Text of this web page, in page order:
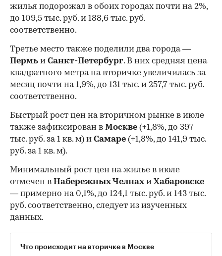
жилья подорожал в обоих городах почти на 2%,
до 109,5 тыс. руб. и 188,6 тыс. руб.
соответственно.
Третье место также поделили два города —
Пермь и Санкт-Петербург. В них средняя цена
квадратного метра на вторичке увеличилась за
месяц почти на 1,9%, до 131 тыс. и 257,7 тыс. руб.
соответственно.
Быстрый рост цен на вторичном рынке в июле
также зафиксирован в Москве (+1,8%, до 397
тыс. руб. за 1 кв. м) и Самаре (+1,8%, до 141,9 тыс.
руб. за 1 кв. м).
Минимальный рост цен на жилье в июле
отмечен в Набережных Челнах и Хабаровске
— примерно на 0,1%, до 124,1 тыс. руб. и 143 тыс.
руб. соответственно, следует из изученных
данных.
Что происходит на вторичке в Москве